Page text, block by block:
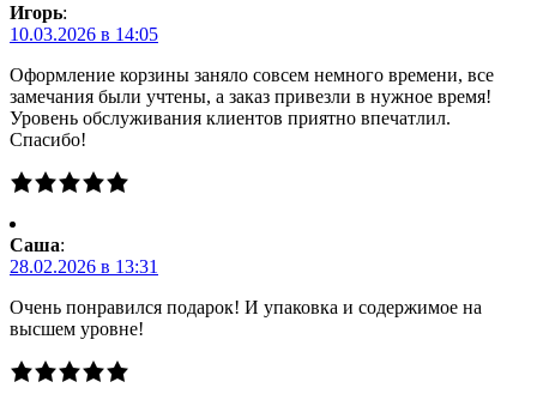
Игорь:
10.03.2026 в 14:05
Оформление корзины заняло совсем немного времени, все
замечания были учтены, а заказ привезли в нужное время!
Уровень обслуживания клиентов приятно впечатлил.
Спасибо!
Саша:
28.02.2026 в 13:31
Очень понравился подарок! И упаковка и содержимое на
высшем уровне!